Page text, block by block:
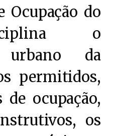
Ocupação do
o
urbano da
permitidos,
de ocupação,
os